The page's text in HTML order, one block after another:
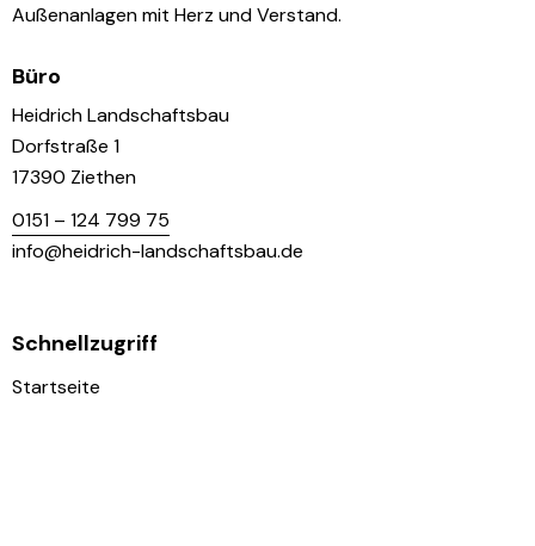
Außenanlagen mit Herz und Verstand.
Büro
Heidrich Landschaftsbau
Dorfstraße 1
17390 Ziethen
0151 – 124 799 75
info@heidrich-landschaftsbau.de
Schnellzugriff
Startseite